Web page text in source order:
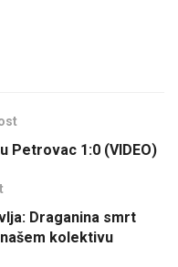
Petrovac 1:0 (VIDEO)
Draganina smrt
kolektivu